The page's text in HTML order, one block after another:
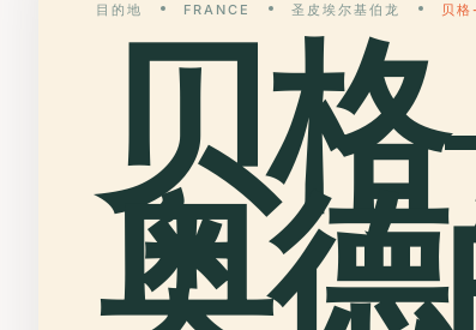
目的地 FRANCE 圣皮埃尔基伯龙 贝
贝
奥